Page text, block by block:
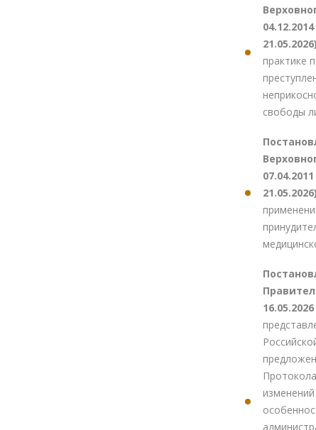
21.05.2026)
практике
свободы
21.05.2026)